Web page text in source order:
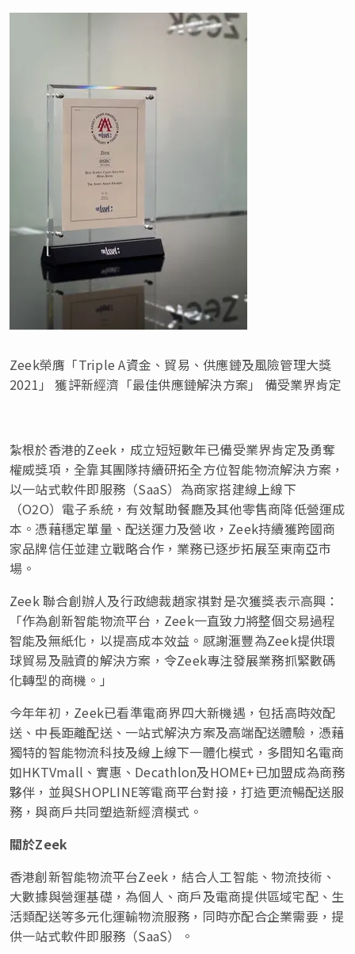
Zeek榮膺「Triple A資金、貿易、供應鏈及風險管理大獎
2021」 獲評新經濟「最佳供應鏈解決方案」 備受業界肯定
紮根於香港的Zeek，成立短短數年已備受業界肯定及勇奪
權威獎項，全靠其團隊持續研拓全方位智能物流解決方案，
以一站式軟件即服務（SaaS）為商家搭建線上線下
（O2O）電子系統，有效幫助餐廳及其他零售商降低營運成
本。憑藉穩定單量、配送運力及營收，Zeek持續獲跨國商
家品牌信任並建立戰略合作，業務已逐步拓展至東南亞市
場。
Zeek 聯合創辦人及行政總裁趙家祺對是次獲獎表示高興 ：
「作為創新智能物流平台，Zeek一直致力將整個交易過程
智能及無紙化，以提高成本效益。感謝滙豐為Zeek提供環
球貿易及融資的解決方案，令Zeek專注發展業務抓緊數碼
化轉型的商機。」
今年年初，Zeek已看準電商界四大新機遇，包括高時效配
送、中長距離配送、一站式解決方案及高端配送體驗，憑藉
獨特的智能物流科技及線上線下一體化模式，多間知名電商
如HKTVmall、實惠、Decathlon及HOME+已加盟成為商務
夥伴，並與SHOPLINE等電商平台對接，打造更流暢配送服
務，與商戶共同塑造新經濟模式。
關於Zeek
香港創新智能物流平台Zeek，結合人工智能、物流技術、
大數據與營運基礎，為個人、商戶及電商提供區域宅配、生
活類配送等多元化運輸物流服務，同時亦配合企業需要，提
供一站式軟件即服務（SaaS）。